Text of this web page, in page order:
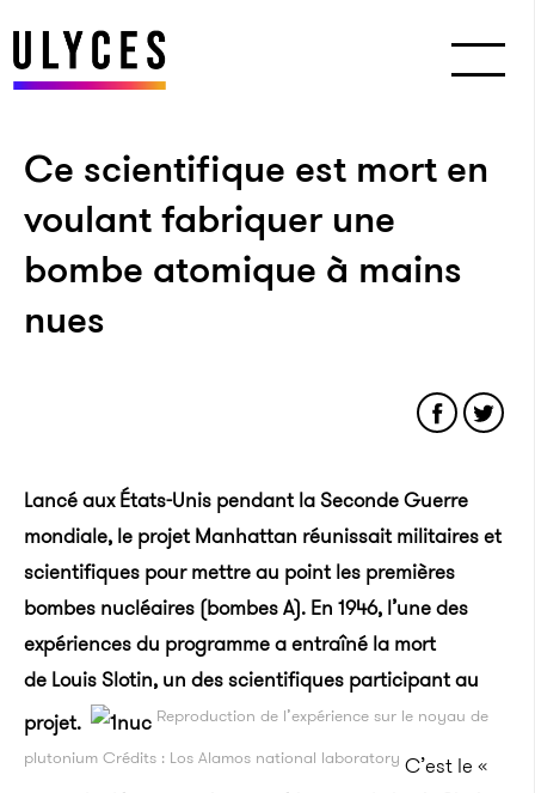
Ce scientifique est mort en
voulant fabriquer une
bombe atomique à mains
nues
Lancé aux États-Unis pendant la Seconde Guerre
mondiale, le projet Manhattan réunissait militaires et
scientifiques pour mettre au point les premières
bombes nucléaires (bombes A). En 1946, l’une des
expériences du programme a entraîné la mort
de Louis Slotin, un des scientifiques participant au
projet.
Reproduction de l’expérience sur le noyau de
plutonium Crédits : Los Alamos national laboratory C’est le «